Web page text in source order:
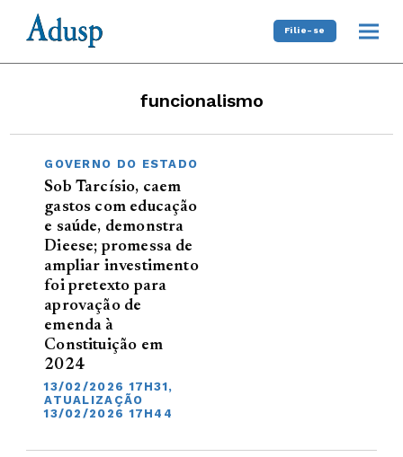
Filie-se
funcionalismo
GOVERNO DO ESTADO
Sob Tarcísio, caem
gastos com educação
e saúde, demonstra
Dieese; promessa de
ampliar investimento
foi pretexto para
aprovação de
emenda à
Constituição em
2024
13/02/2026 17H31,
ATUALIZAÇÃO
13/02/2026 17H44